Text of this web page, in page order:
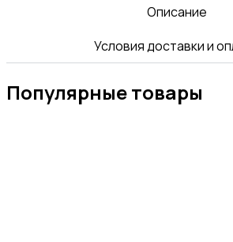
Описание
Условия доставки и
Популярные товары